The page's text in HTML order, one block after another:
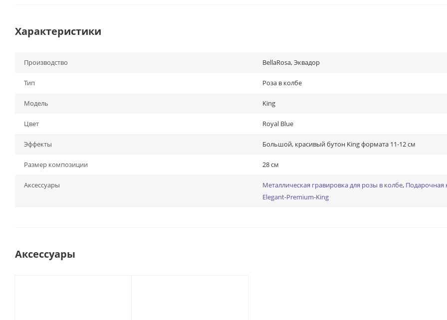
Характеристики
Производство BellaRosa, Эквадор
Тип Роза в колбе
Модель King
Цвет Royal Blue
Эффекты Большой, красивый бутон King формата 11-12 см
Размер композиции 28 см
Аксессуары Металлическая гравировка для розы в колбе, Подарочная
Elegant-Premium-King
Аксессуары